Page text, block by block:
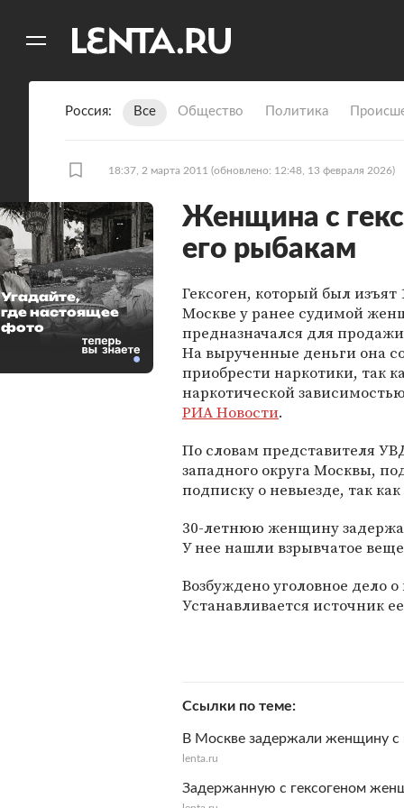
Россия Все Общество Политика
18:37, 2 марта 2011 (обновлено: 12:48, 13 февраля 2026)
Женщина с
его рыбакам
Гексоген, который был изъят
Москве у ранее судимой
предназначался для
На вырученные деньги она
приобрести наркотики, так
наркотической
РИА Новости.
По словам представителя
западного округа Москвы,
подписку о невыезде, так
30-летнюю женщину
У нее нашли взрывчатое
Возбуждено уголовное дело
Устанавливается источник
Ссылки по теме
В Москве задержали женщину с
lenta.ru
Задержанную с гексогеном
Угадайте,
где настоящее
фото